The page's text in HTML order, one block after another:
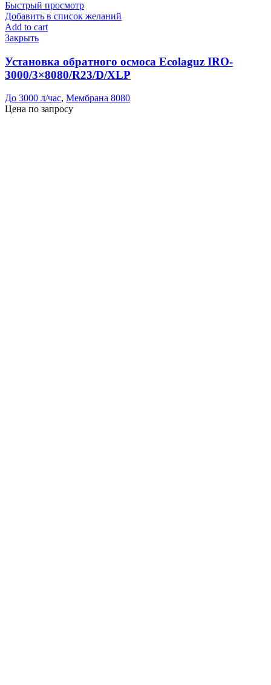
Быстрый просмотр
Добавить в список желаний
Add to cart
Закрыть
Установка обратного осмоса Ecolaguz IRO-
3000/3×8080/R23/D/XLP
До 3000 л/час, Мембрана 8080
Цена по запросу